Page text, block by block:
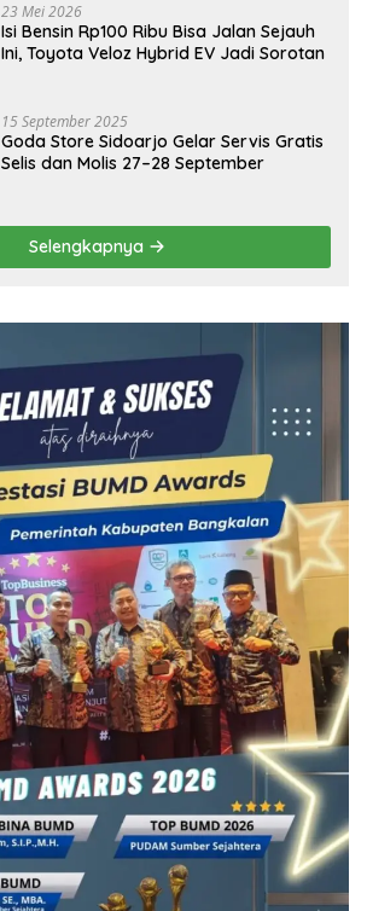
23 Mei 2026
Isi Bensin Rp100 Ribu Bisa Jalan Sejauh
Ini, Toyota Veloz Hybrid EV Jadi Sorotan
15 September 2025
Goda Store Sidoarjo Gelar Servis Gratis
Selis dan Molis 27–28 September
Selengkapnya